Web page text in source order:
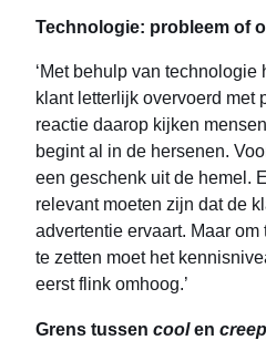
Technologie: probleem of
‘Met behulp van
klant letterlijk overvoerd met
reactie daarop kijken
begint al in de hersenen.
een geschenk uit de hemel.
relevant moeten zijn dat de
advertentie ervaart. Maar
te zetten moet het
eerst flink omhoog.’
Grens tussen coolen